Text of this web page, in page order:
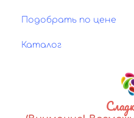
Подобрать по цене
Каталог